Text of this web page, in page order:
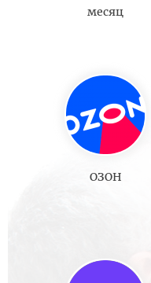
месяц
ОЗОН